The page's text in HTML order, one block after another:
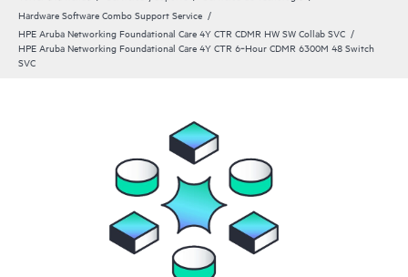
Hardware Software Combo Support Service
HPE Aruba Networking Foundational Care 4Y CTR CDMR HW SW Collab SVC
HPE Aruba Networking Foundational Care 4Y CTR 6‑Hour CDMR 6300M 48 Switch
SVC